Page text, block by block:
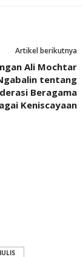
Artikel berikutnya
Ali Mochtar
tentang
Beragama
Keniscayaan